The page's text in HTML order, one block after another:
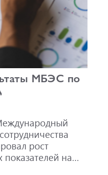
МБЭС по
рост
на